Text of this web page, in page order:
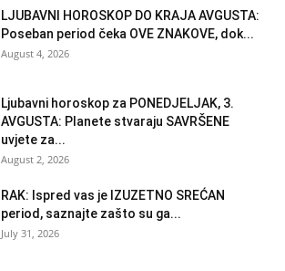
LJUBAVNI HOROSKOP DO KRAJA AVGUSTA:
Poseban period čeka OVE ZNAKOVE, dok...
August 4, 2026
Ljubavni horoskop za PONEDJELJAK, 3.
AVGUSTA: Planete stvaraju SAVRŠENE
uvjete za...
August 2, 2026
RAK: Ispred vas je IZUZETNO SREĆAN
period, saznajte zašto su ga...
July 31, 2026